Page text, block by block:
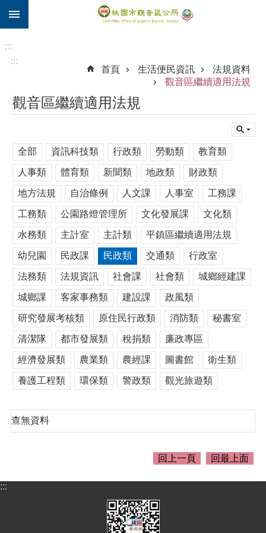
跳到主要內容區塊
民
卡
進
階
搜
尋
觀
音
區
介
紹
訊
息
公
告
生
活
便
資
訊
:::
:::
首頁
生活便民資訊
法規資料
觀音區繼續適用法規
觀音區繼續適用法規
全部 資訊科技類 行政類 勞動類 教育類
人事類 體育類 新聞類 地政類 財政類
地方法規 自治條例 人文課 人事室 工務課
工務類 公園路燈管理所 文化發展課 文化類
水務類 主計室 主計類 平鎮區繼續適用法規
幼兒園 民政課 民政類 交通類 行政室
法務類 法規資訊 社會課 社會類 城鄉經建課
城鄉課 客家事務類 建設課 政風類
研究發展考核類 原住民行政類 消防類 秘書室
清潔隊 都市發展類 稅捐類 廉政專區
經濟發展類 農業類 農經課 圖書館 衛生類
養護工程類 環保類 警政類 觀光旅遊類
查無資料
回上一頁 回最上面
:::